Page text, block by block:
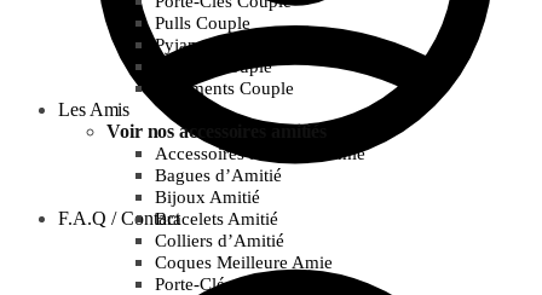
F.A.Q / Contact
Pulls Couple
Pyjamas Couple
T-Shirts Couple
Vêtements Couple
Les Amis
Voir nos accessoires amitiés
Accessoires Meilleure Amie
Bagues d’Amitié
Bijoux Amitié
Bracelets Amitié
Colliers d’Amitié
Coques Meilleure Amie
Porte-Clés Amitié